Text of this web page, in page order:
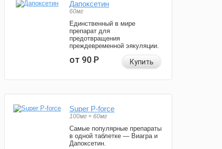
Дапоксетин
60мг
Единственный в мире
препарат для
предотвращения
преждевременной эякуляции.
от 90Р Купить
Super P-force
100мг + 60мг
Самые популярные препараты
в одной таблетке — Виагра и
Дапоксетин.